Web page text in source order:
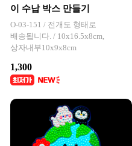
이 수납 박스 만들기
O-03-151 / 전개도 형태로
배송됩니다. / 10x16.5x8cm,
상자내부10x9x8cm
1,300